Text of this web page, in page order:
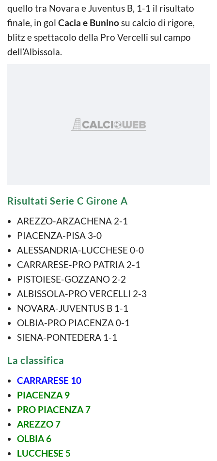
quello tra Novara e Juventus B, 1-1 il risultato
finale, in gol Cacia e Buninosu calcio di rigore,
blitz e spettacolo della Pro Vercelli sul campo
dell’Albissola.
Risultati Serie C Girone A
AREZZO-ARZACHENA 2-1
PIACENZA-PISA 3-0
ALESSANDRIA-LUCCHESE 0-0
CARRARESE-PRO PATRIA 2-1
PISTOIESE-GOZZANO 2-2
ALBISSOLA-PRO VERCELLI 2-3
NOVARA-JUVENTUS B 1-1
OLBIA-PRO PIACENZA 0-1
SIENA-PONTEDERA 1-1
La classifica
CARRARESE 10
PIACENZA 9
PRO PIACENZA 7
AREZZO 7
OLBIA 6
LUCCHESE 5